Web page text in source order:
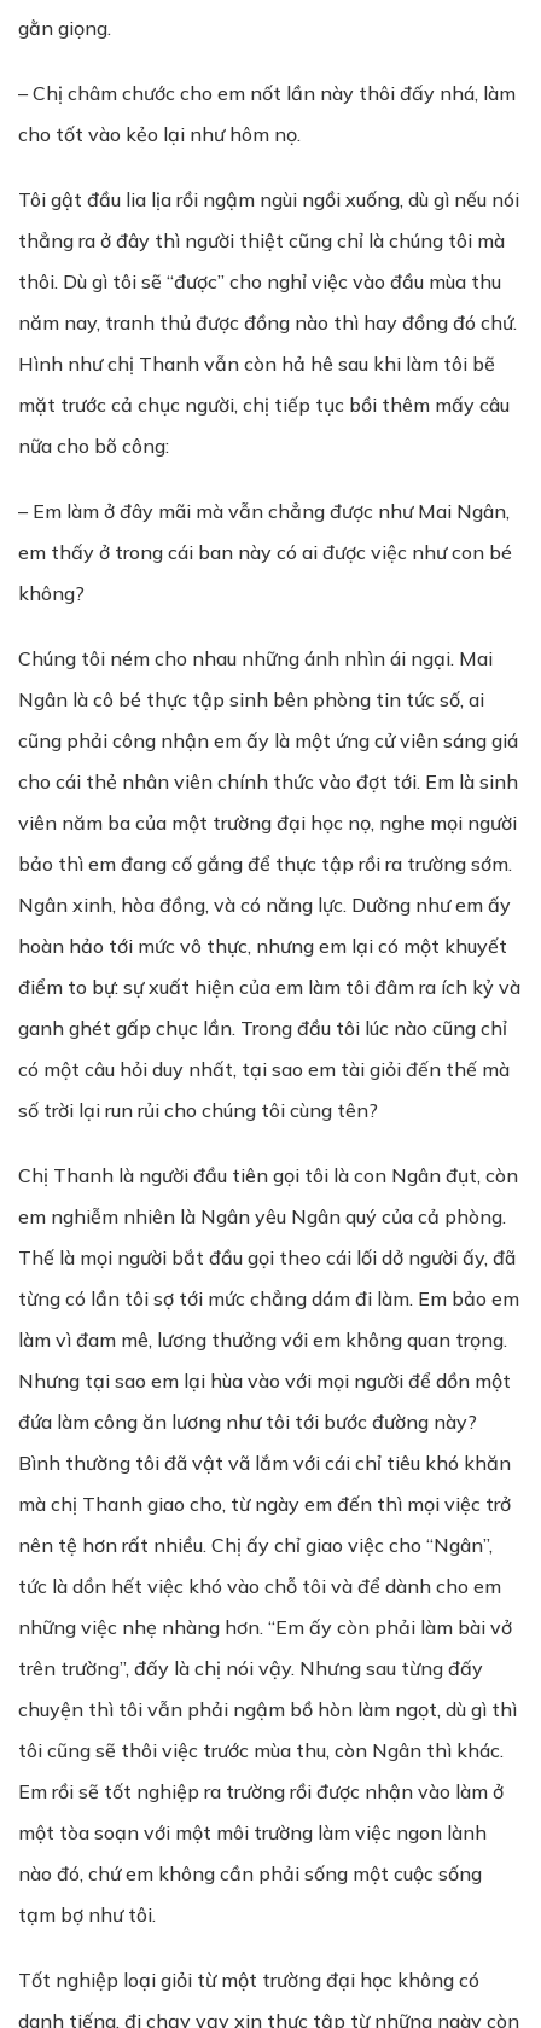
gằn giọng.
– Chị châm chước cho em nốt lần này thôi đấy nhá, làm
cho tốt vào kẻo lại như hôm nọ.
Tôi gật đầu lia lịa rồi ngậm ngùi ngồi xuống, dù gì nếu nói
thẳng ra ở đây thì người thiệt cũng chỉ là chúng tôi mà
thôi. Dù gì tôi sẽ “được” cho nghỉ việc vào đầu mùa thu
năm nay, tranh thủ được đồng nào thì hay đồng đó chứ.
Hình như chị Thanh vẫn còn hả hê sau khi làm tôi bẽ
mặt trước cả chục người, chị tiếp tục bồi thêm mấy câu
nữa cho bõ công:
– Em làm ở đây mãi mà vẫn chẳng được như Mai Ngân,
em thấy ở trong cái ban này có ai được việc như con bé
không?
Chúng tôi ném cho nhau những ánh nhìn ái ngại. Mai
Ngân là cô bé thực tập sinh bên phòng tin tức số, ai
cũng phải công nhận em ấy là một ứng cử viên sáng giá
cho cái thẻ nhân viên chính thức vào đợt tới. Em là sinh
viên năm ba của một trường đại học nọ, nghe mọi người
bảo thì em đang cố gắng để thực tập rồi ra trường sớm.
Ngân xinh, hòa đồng, và có năng lực. Dường như em ấy
hoàn hảo tới mức vô thực, nhưng em lại có một khuyết
điểm to bự: sự xuất hiện của em làm tôi đâm ra ích kỷ và
ganh ghét gấp chục lần. Trong đầu tôi lúc nào cũng chỉ
có một câu hỏi duy nhất, tại sao em tài giỏi đến thế mà
số trời lại run rủi cho chúng tôi cùng tên?
Chị Thanh là người đầu tiên gọi tôi là con Ngân đụt, còn
em nghiễm nhiên là Ngân yêu Ngân quý của cả phòng.
Thế là mọi người bắt đầu gọi theo cái lối dở người ấy, đã
từng có lần tôi sợ tới mức chẳng dám đi làm. Em bảo em
làm vì đam mê, lương thưởng với em không quan trọng.
Nhưng tại sao em lại hùa vào với mọi người để dồn một
đứa làm công ăn lương như tôi tới bước đường này?
Bình thường tôi đã vật vã lắm với cái chỉ tiêu khó khăn
mà chị Thanh giao cho, từ ngày em đến thì mọi việc trở
nên tệ hơn rất nhiều. Chị ấy chỉ giao việc cho “Ngân”,
tức là dồn hết việc khó vào chỗ tôi và để dành cho em
những việc nhẹ nhàng hơn. “Em ấy còn phải làm bài vở
trên trường”, đấy là chị nói vậy. Nhưng sau từng đấy
chuyện thì tôi vẫn phải ngậm bồ hòn làm ngọt, dù gì thì
tôi cũng sẽ thôi việc trước mùa thu, còn Ngân thì khác.
Em rồi sẽ tốt nghiệp ra trường rồi được nhận vào làm ở
một tòa soạn với một môi trường làm việc ngon lành
nào đó, chứ em không cần phải sống một cuộc sống
tạm bợ như tôi.
Tốt nghiệp loại giỏi từ một trường đại học không có
danh tiếng, đi chạy vạy xin thực tập từ những ngày còn